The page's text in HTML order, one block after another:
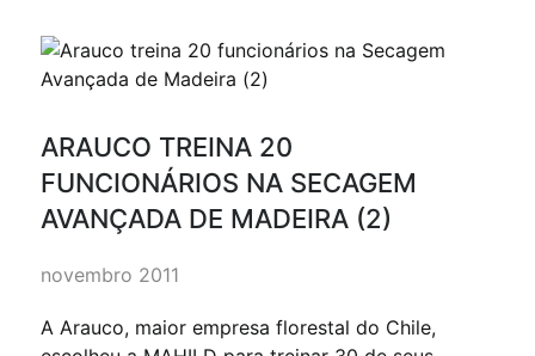
ARAUCO TREINA 20
FUNCIONÁRIOS NA SECAGEM
AVANÇADA DE MADEIRA (2)
novembro 2011
A Arauco, maior empresa florestal do Chile,